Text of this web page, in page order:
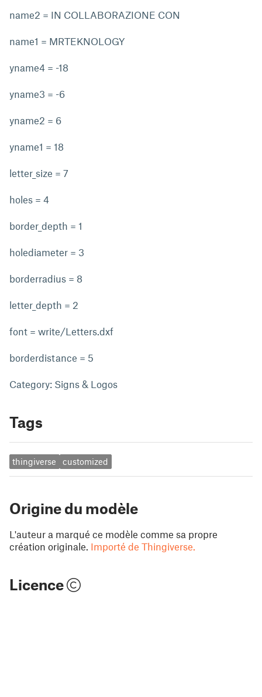
name2 = IN COLLABORAZIONE CON
name1 = MRTEKNOLOGY
yname4 = -18
yname3 = -6
yname2 = 6
yname1 = 18
letter_size = 7
holes = 4
border_depth = 1
holediameter = 3
borderradius = 8
letter_depth = 2
font = write/Letters.dxf
borderdistance = 5
Category: Signs & Logos
Tags
thingiverse customized
Origine du modèle
L'auteur a marqué ce modèle comme sa propre
création originale. Importé de Thingiverse.
Licence